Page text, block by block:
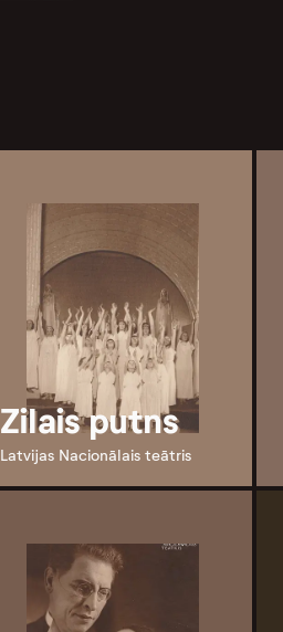
Zilais putns
Latvijas Nacionālais teātris